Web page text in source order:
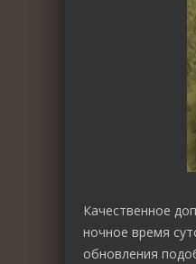
Качественное
ночное время
обновления